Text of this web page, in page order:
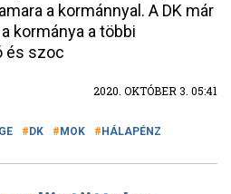
a kormánnyal. A DK már
kormánya a többi
és szoc
2020. OKTÓBER 3. 05:41
DK MOK HÁLAPÉNZ